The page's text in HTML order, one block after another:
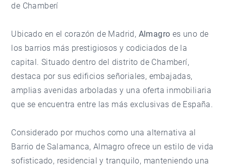
de Chamberí
Ubicado en el corazón de Madrid, Almagro es uno de
los barrios más prestigiosos y codiciados de la
capital. Situado dentro del distrito de Chamberí,
destaca por sus edificios señoriales, embajadas,
amplias avenidas arboladas y una oferta inmobiliaria
que se encuentra entre las más exclusivas de España.
Considerado por muchos como una alternativa al
Barrio de Salamanca, Almagro ofrece un estilo de vida
sofisticado, residencial y tranquilo, manteniendo una